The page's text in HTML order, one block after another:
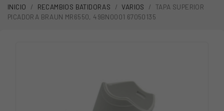
INICIO RECAMBIOS BATIDORAS VARIOS
TAPA SUPERIOR
PICADORA BRAUN MR6550, 49BN0001 67050135